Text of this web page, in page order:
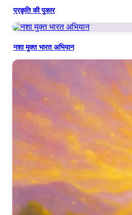
प्रकृति की पुकार
नशा मुक्त भारत अभियान